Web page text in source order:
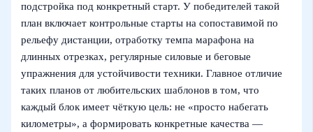
подстройка под конкретный старт. У победителей такой
план включает контрольные старты на сопоставимой по
рельефу дистанции, отработку темпа марафона на
длинных отрезках, регулярные силовые и беговые
упражнения для устойчивости техники. Главное отличие
таких планов от любительских шаблонов в том, что
каждый блок имеет чёткую цель: не «просто набегать
километры», а формировать конкретные качества —